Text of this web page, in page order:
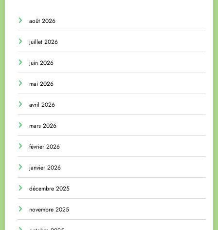
août 2026
juillet 2026
juin 2026
mai 2026
avril 2026
mars 2026
février 2026
janvier 2026
décembre 2025
novembre 2025